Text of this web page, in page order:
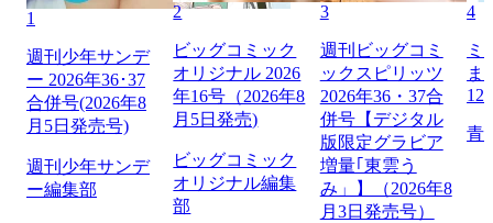
1
週刊少年サンデ
ー 2026年36･37
合併号(2026年8
月5日発売号)
週刊少年サンデ
ー編集部
2
ビッグコミック
オリジナル 2026
年16号（2026年8
月5日発売)
ビッグコミック
オリジナル編集
部
3
週刊ビッグコミ
ックスピリッツ
2026年36・37合
併号【デジタル
版限定グラビア
増量｢東雲う
み」】（2026年8
月3日発売号）
4
ミ
ま
129
青